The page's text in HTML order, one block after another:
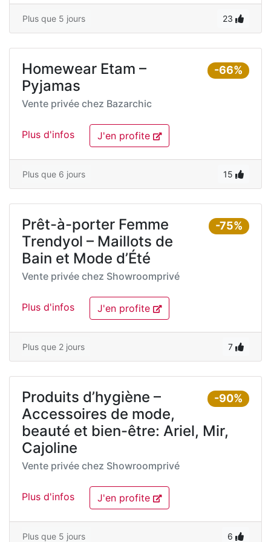
Plus que 5 jours 23
-66%
Homewear Etam –
Pyjamas
Vente privée chez Bazarchic
Plus d'infos J'en profite
Plus que 6 jours 15
-75%
Prêt-à-porter Femme
Trendyol – Maillots de
Bain et Mode d’Été
Vente privée chez Showroomprivé
Plus d'infos J'en profite
Plus que 2 jours 7
-90%
Produits d’hygiène –
Accessoires de mode,
beauté et bien-être: Ariel, Mir,
Cajoline
Vente privée chez Showroomprivé
Plus d'infos J'en profite
Plus que 5 jours 6